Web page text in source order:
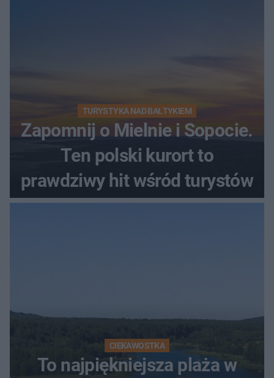
TURYSTYKA NAD BAŁTYKIEM
Zapomnij o Mielnie i Sopocie.
Ten polski kurort to
prawdziwy hit wśród turystów
CIEKAWOSTKA
To najpiękniejsza plaża w